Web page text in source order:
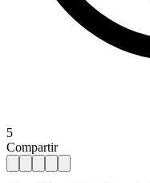
5
Compartir